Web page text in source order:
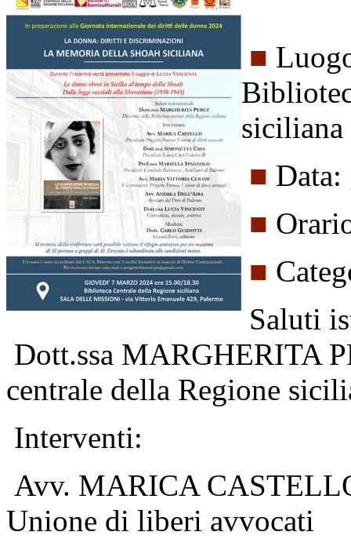
■
siciliana
■
■
■
Saluti
Dott.ssa MARGHERITA
centrale della Regione
Interventi:
Avv. MARICA
Unione di liberi avvocati